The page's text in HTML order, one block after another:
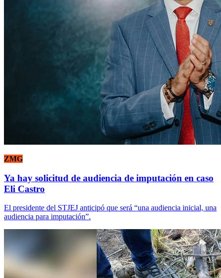
ZMG
Ya hay solicitud de audiencia de imputación en caso
Eli Castro
El presidente del STJEJ anticipó que será “una audiencia inicial, una
audiencia para imputación”.